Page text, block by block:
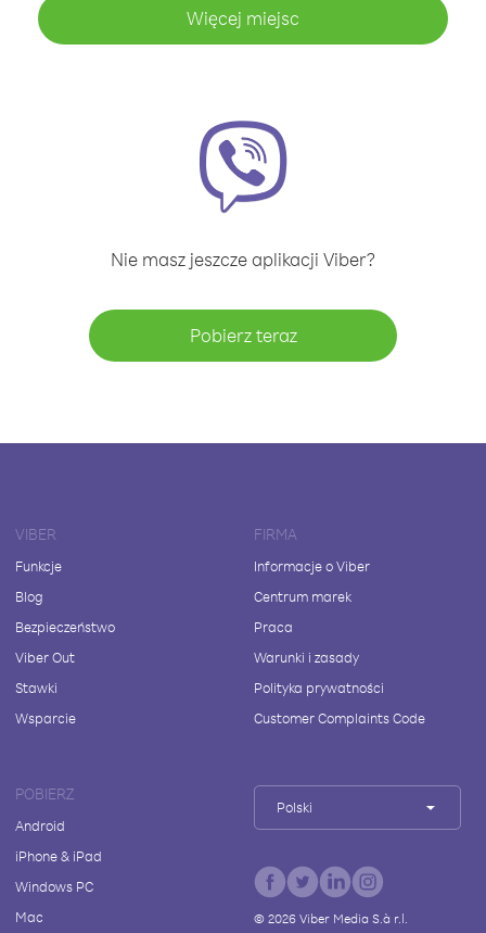
Więcej miejsc
Nie masz jeszcze aplikacji Viber?
Pobierz teraz
VIBER
Funkcje
Blog
Bezpieczeństwo
Viber Out
Stawki
Wsparcie
FIRMA
Informacje o Viber
Centrum marek
Praca
Warunki i zasady
Polityka prywatności
Customer Complaints Code
POBIERZ
Android
iPhone & iPad
Windows PC
Mac
Polski
© 2026Viber Media S.à r.l.